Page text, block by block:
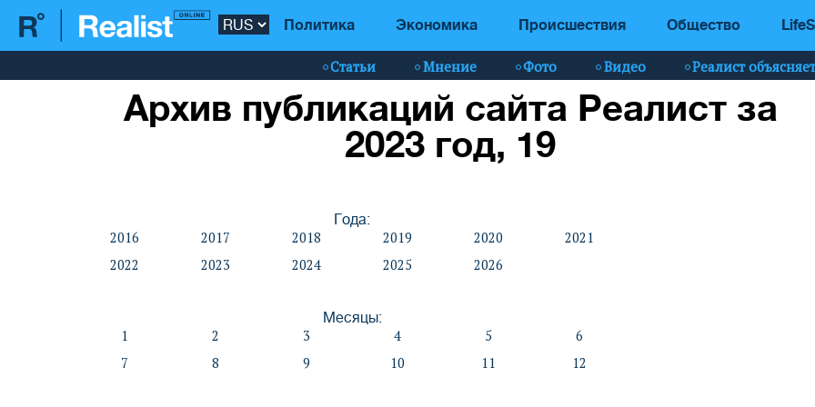
Политика Экономика Происшествия Общество
Статьи Мнение Фото Видео Реалист
Архив публикаций сайта Реалист за
2023 год, 19
Года:
2016 2017 2018 2019 2020
2021
2022
2023 2024 2025 2026
Месяцы:
1 2 3 4 5
6
7
8 9 10 11 12